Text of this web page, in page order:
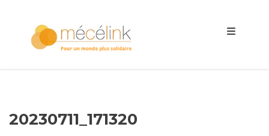
20230711_171320